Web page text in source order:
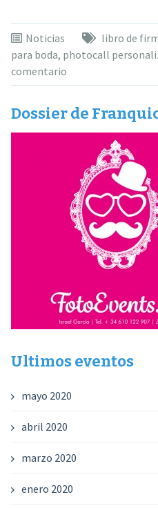
Noticias libro de
para boda, photocall
comentario
Dossier de
Ultimos eventos
mayo 2020
abril 2020
marzo 2020
enero 2020